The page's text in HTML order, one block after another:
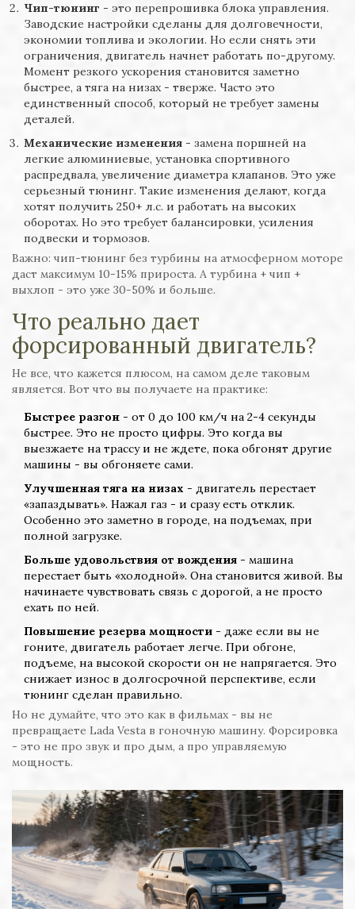
Чип-тюнинг - это перепрошивка блока управления.
Заводские настройки сделаны для долговечности,
экономии топлива и экологии. Но если снять эти
ограничения, двигатель начнет работать по-другому.
Момент резкого ускорения становится заметно
быстрее, а тяга на низах - тверже. Часто это
единственный способ, который не требует замены
деталей.
Механические изменения - замена поршней на
легкие алюминиевые, установка спортивного
распредвала, увеличение диаметра клапанов. Это уже
серьезный тюнинг. Такие изменения делают, когда
хотят получить 250+ л.с. и работать на высоких
оборотах. Но это требует балансировки, усиления
подвески и тормозов.
Важно: чип-тюнинг без турбины на атмосферном моторе
даст максимум 10-15% прироста. А турбина + чип +
выхлоп - это уже 30-50% и больше.
Что реально дает
форсированный двигатель?
Не все, что кажется плюсом, на самом деле таковым
является. Вот что вы получаете на практике:
Быстрее разгон - от 0 до 100 км/ч на 2-4 секунды
быстрее. Это не просто цифры. Это когда вы
выезжаете на трассу и не ждете, пока обгонят другие
машины - вы обгоняете сами.
Улучшенная тяга на низах - двигатель перестает
«запаздывать». Нажал газ - и сразу есть отклик.
Особенно это заметно в городе, на подъемах, при
полной загрузке.
Больше удовольствия от вождения - машина
перестает быть «холодной». Она становится живой. Вы
начинаете чувствовать связь с дорогой, а не просто
ехать по ней.
Повышение резерва мощности - даже если вы не
гоните, двигатель работает легче. При обгоне,
подъеме, на высокой скорости он не напрягается. Это
снижает износ в долгосрочной перспективе, если
тюнинг сделан правильно.
Но не думайте, что это как в фильмах - вы не
превращаете Lada Vesta в гоночную машину. Форсировка
- это не про звук и про дым, а про управляемую
мощность.